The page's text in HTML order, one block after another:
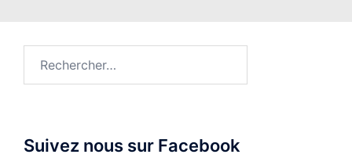
Suivez nous sur Facebook